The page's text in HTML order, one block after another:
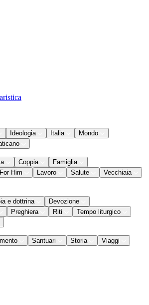
Ideologia Italia
Mondo
Coppia
Famiglia
Him
Lavoro Salute
Vecchiaia
e dottrina
Devozione
Preghiera Riti
Tempo liturgico
Santuari Storia Viaggi